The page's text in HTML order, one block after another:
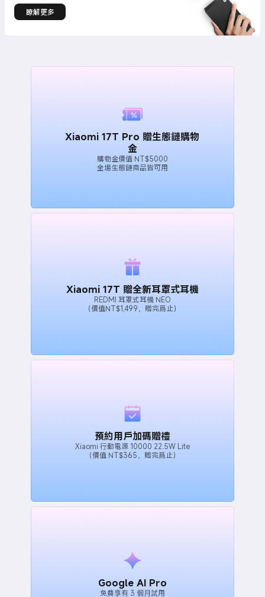
瞭解更多
Xiaomi 17T Pro 贈生態鏈購物
金
購物金價值 NT$5000
全場生態鏈商品皆可用
Xiaomi 17T 贈全新耳罩式耳機
REDMI 耳罩式耳機 NEO
（價值NT$1,499，贈完爲止）
預約用戶加碼贈禮
Xiaomi 行動電源 10000 22.5W Lite
（價值 NT$365，贈完爲止）
Google AI Pro
免費享有 3 個月試用